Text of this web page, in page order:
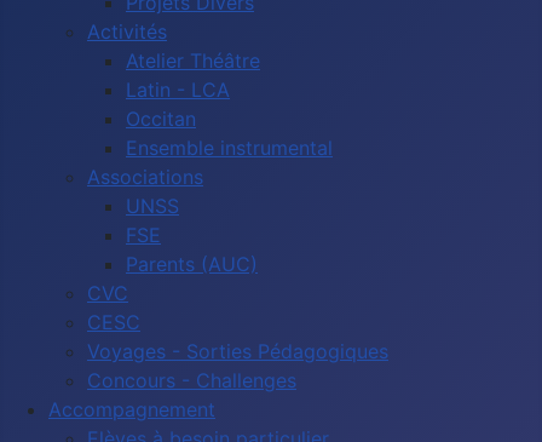
Activités
Atelier Théâtre
Latin - LCA
Occitan
Ensemble instrumental
Associations
UNSS
FSE
Parents (AUC)
CVC
CESC
Voyages - Sorties Pédagogiques
Concours - Challenges
Accompagnement